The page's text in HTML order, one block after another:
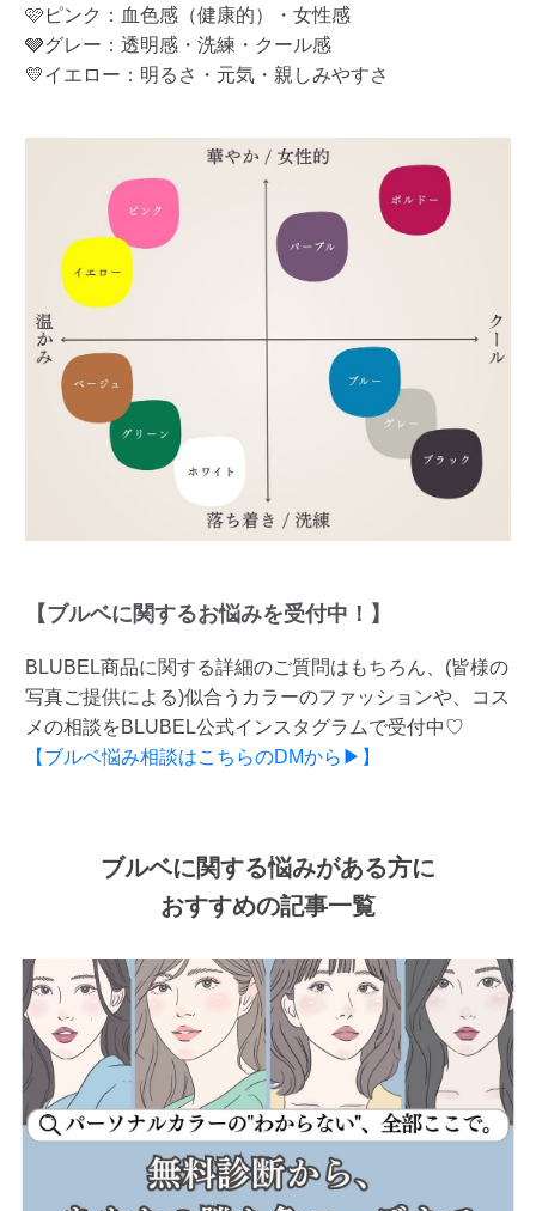
🩷ピンク：血色感（健康的）・女性感
🩶グレー：透明感・洗練・クール感
💛イエロー：明るさ・元気・親しみやすさ
【ブルベに関するお悩みを受付中！】
BLUBEL商品に関する詳細のご質問はもちろん、(皆様の
写真ご提供による)似合うカラーのファッションや、コス
メの相談をBLUBEL公式インスタグラムで受付中♡
【ブルベ悩み相談はこちらのDMから▶】
ブルベに関する悩みがある方に
おすすめの記事一覧